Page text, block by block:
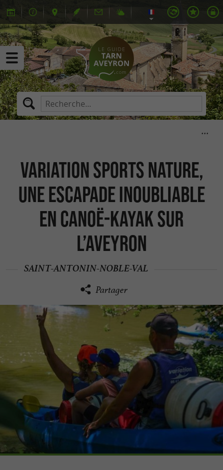
Variation Sports Nature,
une escapade inoubliable
en canoë-kayak sur
l’Aveyron
SAINT-ANTONIN-NOBLE-VAL
Partager